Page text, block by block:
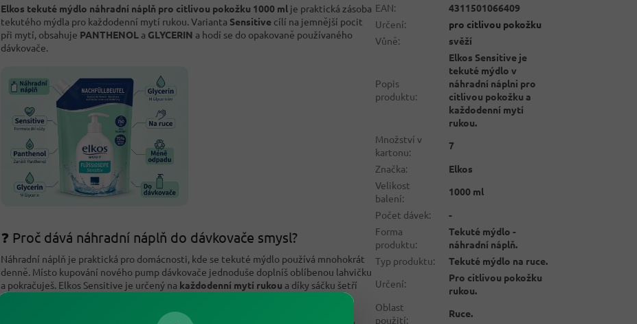
Elkos tekuté mýdlo náhradní náplň pro citlivou pokožku 1000 ml je praktická zásoba
tekutého mýdla pro každodenní mytí rukou. Varianta Sensitive cílí na jemnější pocit
při mytí, obsahuje PANTHENOL a GLYCERIN a hodí se do opakovaně používaného
dávkovače.
❓ Proč dává náhradní náplň do dávkovače smysl?
Náhradní náplň je praktická pro domácnosti, kde se tekuté mýdlo používá mnohokrát
denně. Místo kupování nového pump dávkovače jednoduše doplníš oblíbenou lahvičku
a pokračuješ. Elkos Sensitive je určený na každodenní mytí rukou a díky sáčku šetří
místo ve skříňce.
EAN:
4311501066409
Určení:
pro citlivou pokožku
Vůně: svěží
Popis
produktu:
Elkos Sensitive je
tekuté mýdlo v
náhradní náplni pro
citlivou pokožku a
každodenní mytí
rukou.
Množství v
kartonu:
7
Značka:
Elkos
Velikost
balení:
1000 ml
Počet dávek:
-
Forma
produktu:
Tekuté mýdlo -
náhradní náplň.
Typ produktu:
Tekuté mýdlo na ruce.
Určení:
Pro citlivou pokožku
rukou.
Oblast
použití:
Ruce.